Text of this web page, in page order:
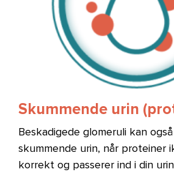
Skummende urin
Beskadigede glomeruli kan
skummende urin, når proteiner
korrekt og passerer ind i din